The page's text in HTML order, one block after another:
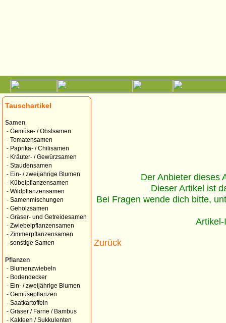
Tauschartikel
Samen
- Gemüse- / Obstsamen
- Tomatensamen
- Paprika- / Chilisamen
- Kräuter- / Gewürzsamen
- Staudensamen
- Ein- / zweijährige Blumen
- Kübelpflanzensamen
- Wildpflanzensamen
- Samenmischungen
- Gehölzsamen
- Gräser- und Getreidesamen
- Zwiebelpflanzensamen
- Zimmerpflanzensamen
- sonstige Samen
Pflanzen
- Blumenzwiebeln
- Bodendecker
- Ein- / zweijährige Blumen
- Gemüsepflanzen
- Saatkartoffeln
- Gräser / Farne / Bambus
- Kakteen / Sukkulenten
Der Anbieter dieses
Dieser Artikel ist
Bei Fragen wende dich bitte,
Zurück